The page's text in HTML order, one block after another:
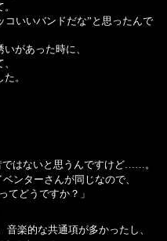
いバンドだな”と思ったんで
あった時に、
。
ではないと思うんですけど……。
ターさんが同じなので、
どうですか？」
音楽的な共通項が多かったし、